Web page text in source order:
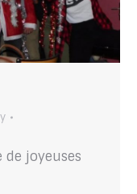
de joyeuses